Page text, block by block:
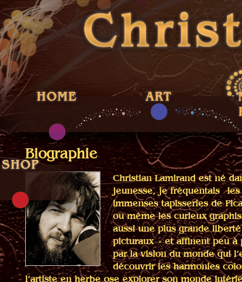
Biographie
Christian Lamirand est né
jeunesse, je fréquentais les
immenses tapisseries de
ou même les curieux
aussi une plus grande
picturaux » et affinent peu à
par la vision du monde qui
découvrir les harmonies
l’artiste en herbe ose explorer son monde